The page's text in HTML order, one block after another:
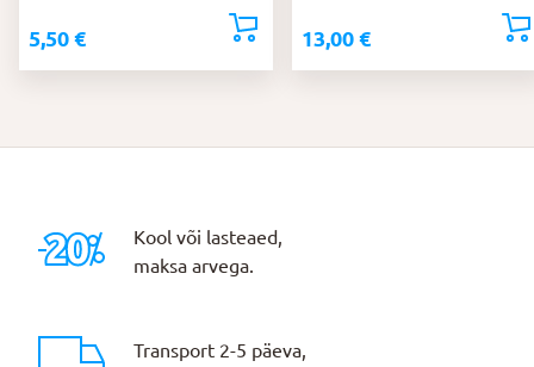
5,50 € 13,00 €
Kool või lasteaed,
maksa arvega.
Transport 2-5 päeva,